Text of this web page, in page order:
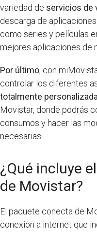
variedad de servicios de
descarga de
como series y películas
mejores aplicaciones de
Por último, con
controlar los diferentes
totalmente personalizada
Movistar, donde podrás
consumos y hacer las
necesarias.
¿Qué incluye
de Movistar?
El paquete conecta de
conexión a internet que